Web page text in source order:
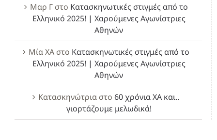
Μαρ Γστο Κατασκηνωτικές στιγμές από το
Ελληνικό 2025! | Χαρούμενες Αγωνίστριες
Αθηνών
Μία ΧΑστο Κατασκηνωτικές στιγμές από το
Ελληνικό 2025! | Χαρούμενες Αγωνίστριες
Αθηνών
Κατασκηνώτρια στο 60 χρόνια ΧΑ και..
γιορτάζουμε μελωδικά!